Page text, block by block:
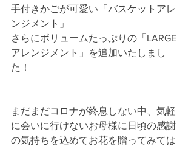
手付きかごが可愛い「バスケットアレ
ンジメント」
さらにボリュームたっぷりの「LARGE
アレンジメント」を追加いたしまし
た！
まだまだコロナが終息しない中、気軽
に会いに行けないお母様に日頃の感謝
の気持ちを込めてお花を贈ってみては